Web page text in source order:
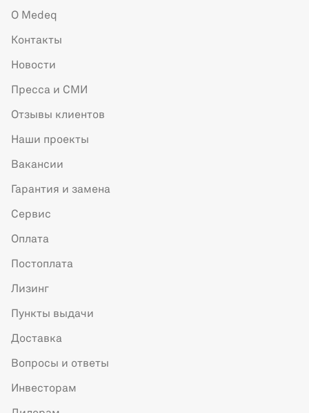
О Medeq
Контакты
Новости
Пресса и СМИ
Отзывы клиентов
Наши проекты
Вакансии
Гарантия и замена
Сервис
Оплата
Постоплата
Лизинг
Пункты выдачи
Доставка
Вопросы и ответы
Инвесторам